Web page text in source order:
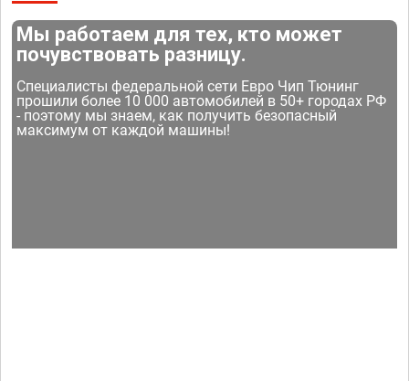
Мы работаем для тех, кто может
почувствовать разницу.
Специалисты федеральной сети Евро Чип Тюнинг
прошили более 10 000 автомобилей в 50+ городах РФ
- поэтому мы знаем, как получить безопасный
максимум от каждой машины!